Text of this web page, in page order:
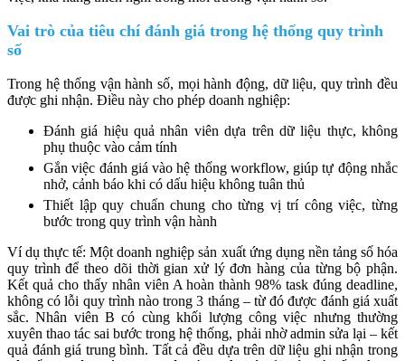
Vai trò của tiêu chí đánh giá trong hệ thống quy trình
số
Trong hệ thống vận hành số, mọi hành động, dữ liệu, quy trình đều
được ghi nhận. Điều này cho phép doanh nghiệp:
Đánh giá hiệu quả nhân viên dựa trên dữ liệu thực, không
phụ thuộc vào cảm tính
Gắn việc đánh giá vào hệ thống workflow, giúp tự động nhắc
nhở, cảnh báo khi có dấu hiệu không tuân thủ
Thiết lập quy chuẩn chung cho từng vị trí công việc, từng
bước trong quy trình vận hành
Ví dụ thực tế: Một doanh nghiệp sản xuất ứng dụng nền tảng số hóa
quy trình để theo dõi thời gian xử lý đơn hàng của từng bộ phận.
Kết quả cho thấy nhân viên A hoàn thành 98% task đúng deadline,
không có lỗi quy trình nào trong 3 tháng – từ đó được đánh giá xuất
sắc. Nhân viên B có cùng khối lượng công việc nhưng thường
xuyên thao tác sai bước trong hệ thống, phải nhờ admin sửa lại – kết
quả đánh giá trung bình. Tất cả đều dựa trên dữ liệu ghi nhận trong